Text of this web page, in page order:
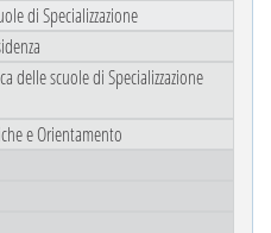
di Specializzazione
delle scuole di Specializzazione
e Orientamento